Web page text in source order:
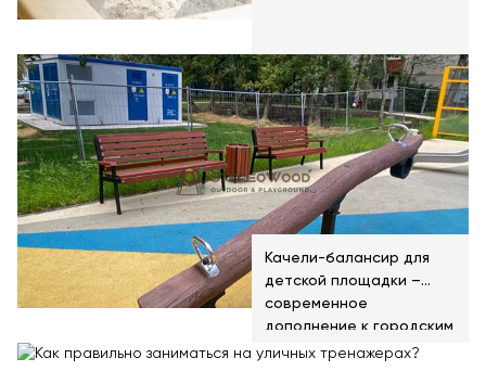
Качели-балансир для
детской площадки –
современное
дополнение к городским
паркам